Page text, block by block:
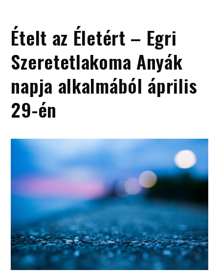
Ételt az Életért – Egri
Szeretetlakoma Anyák
napja alkalmából április
29-én